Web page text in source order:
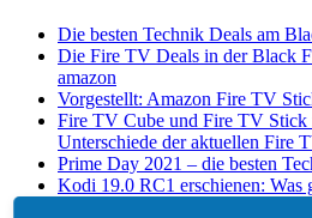
Die besten Technik Deals am
Die Fire TV Deals in der Black
amazon
Vorgestellt: Amazon Fire TV
Fire TV Cube und Fire TV Stick
Unterschiede der aktuellen Fire
Prime Day 2021 – die besten
Kodi 19.0 RC1 erschienen: Was